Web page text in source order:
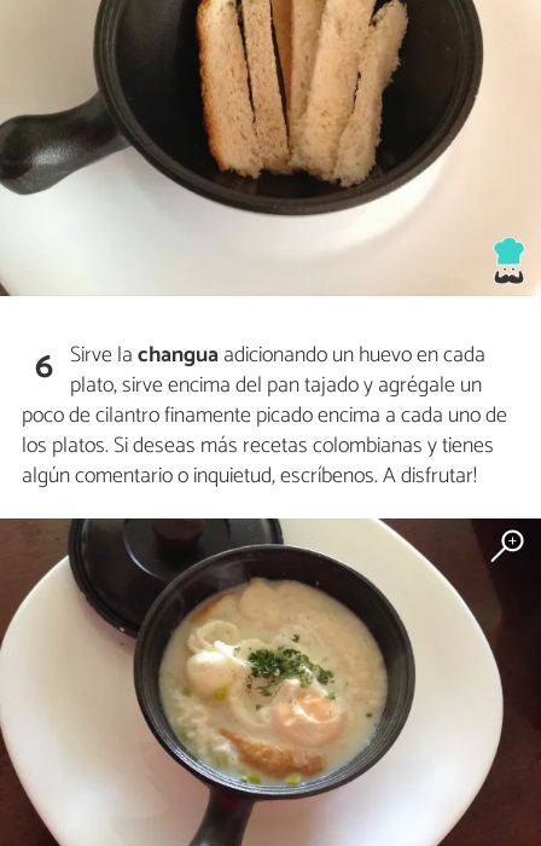
6 Sirve lachanguaadicionando un huevo en cada
plato, sirve encima del pan tajado y agrégale un
poco de cilantro finamente picado encima a cada uno de
los platos. Si deseas más recetas colombianas y tienes
algún comentario o inquietud, escríbenos. A disfrutar!